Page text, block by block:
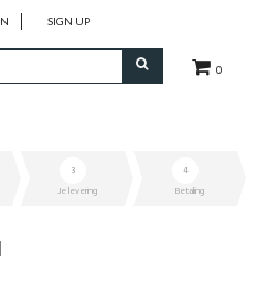
0
SIGN UP
3
Je levering
4
Betaling